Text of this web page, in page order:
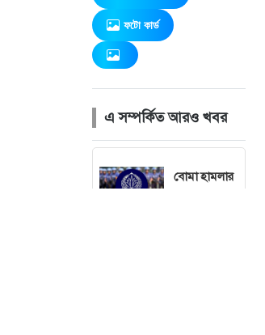
ফটো কার্ড
এ সম্পর্কিত আরও খবর
বোমা হামলার